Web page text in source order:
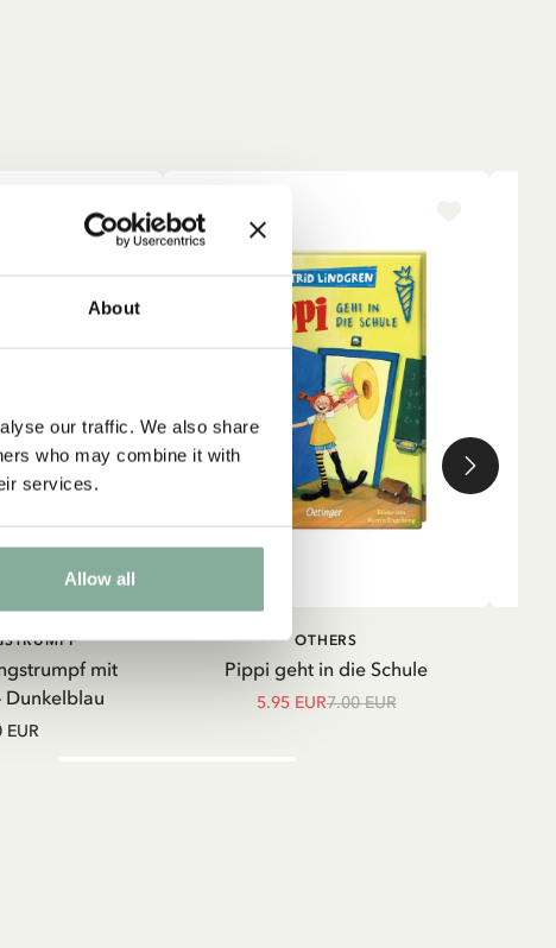
About
our traffic. We also share
who may combine it with
services.
Allow all
IN DEN
mit
Dunkelblau
EUR
-15%
IN DEN WARENKORB
Pippi geht in die Schule
OTHERS
5.95 EUR7.00 EUR